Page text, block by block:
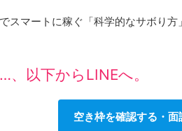
マートに稼ぐ「科学的なサボり方
以下からLINEへ。
空き枠を確認する・面